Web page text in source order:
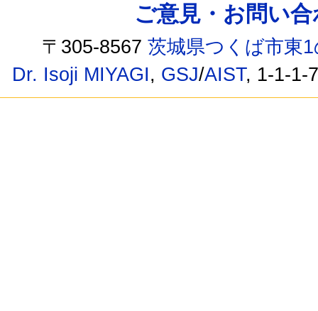
ご意見・お問い
〒305-8567茨城県つくば市東
Dr. Isoji MIYAGI, GSJ/AIST, 1-1-1-